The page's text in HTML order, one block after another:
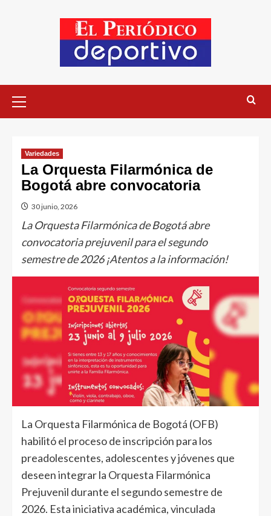
Variedades
La Orquesta Filarmónica de
Bogotá abre convocatoria
30 junio, 2026
La Orquesta Filarmónica de Bogotá abre
convocatoria prejuvenil para el segundo
semestre de 2026 ¡Atentos a la información!
La Orquesta Filarmónica de Bogotá (OFB)
habilitó el proceso de inscripción para los
preadolescentes, adolescentes y jóvenes que
deseen integrar la Orquesta Filarmónica
Prejuvenil durante el segundo semestre de
2026. Esta iniciativa académica, vinculada